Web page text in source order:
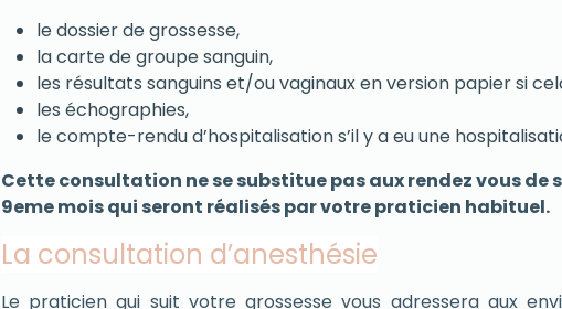
le dossier de grossesse,
la carte de groupe sanguin,
les résultats sanguins et/ou vaginaux en version papier si
les échographies,
le compte-rendu d’hospitalisation s’il y a eu une
Cette consultation ne se substitue pas aux rendez vous de
9eme mois qui seront réalisés par votre praticien habituel.
La consultation d’anesthésie
Le praticien qui suit votre grossesse vous adressera aux